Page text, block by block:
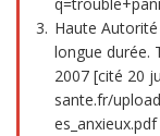
Haute
longue durée.
2007 [cité 20
sante.fr/
es_anxieux.pdf